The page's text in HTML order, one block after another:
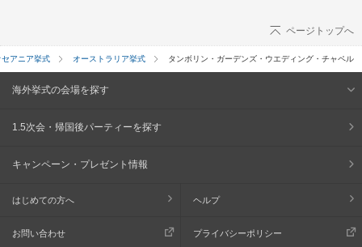
ページトップへ
セアニア挙式 オーストラリア挙式 タンボリン・ガーデンズ・ウエディング・チャペル
海外挙式の会場を探す
1.5次会・帰国後パーティーを探す
キャンペーン・プレゼント情報
はじめての方へ ヘルプ
お問い合わせ プライバシーポリシー